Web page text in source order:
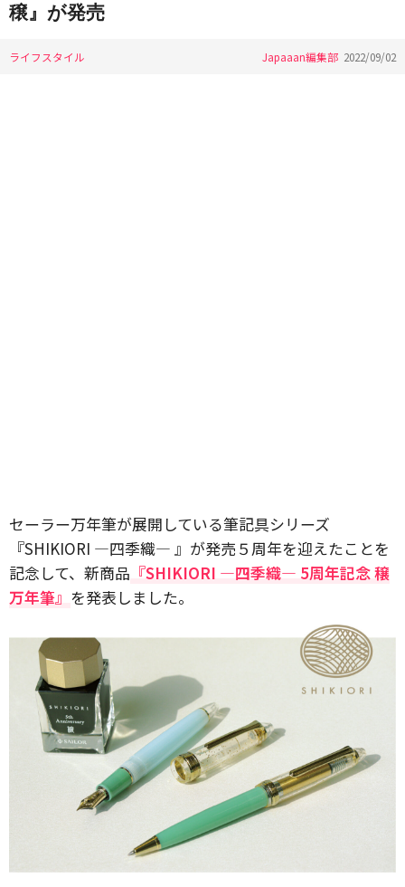
穣』が発売
ライフスタイル Japaaan編集部 2022/09/02
セーラー万年筆が展開している筆記具シリーズ
『SHIKIORI ―四季織― 』が発売５周年を迎えたことを
記念して、新商品 『SHIKIORI ―四季織― 5周年記念 穣
万年筆』 を発表しました。